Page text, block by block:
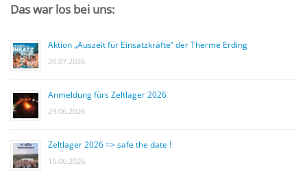
Das war los bei uns:
Aktion „Auszeit für Einsatzkräfte“ der Therme Erding
20.07.2026
Anmeldung fürs Zeltlager 2026
29.06.2026
Zeltlager 2026 => safe the date !
15.06.2026